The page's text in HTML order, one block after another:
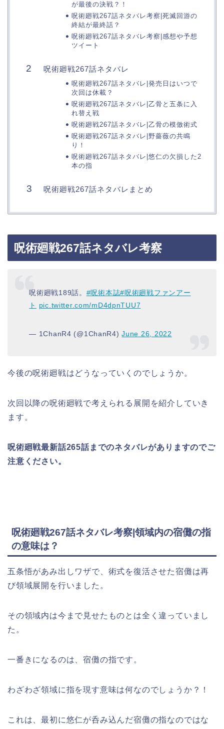
が最後の決戦？！
呪術廻戦267話ネタバレ考察|死滅回游の
終結が最終話？
呪術廻戦267話ネタバレ考察|感想や予想
ツイート
呪術廻戦267話ネタバレ
呪術廻戦267話ネタバレ|発売日はいつで
次回は休載？
呪術廻戦267話ネタバレ|乙骨と五条に入
れ替え戦
呪術廻戦267話ネタバレ|乙骨の模倣術式
呪術廻戦267話ネタバレ|野薔薇の共鳴
り！
呪術廻戦267話ネタバレ|悠仁の欠損した2
本の指
呪術廻戦267話ネタバレまとめ
呪術廻戦267話ネタバレ考察
呪術廻戦189話。 #呪術本誌#呪術廻戦ファンアー
ト
pic.twitter.com/mD4dpnTUU7
— 1ChanR4 (@1ChanR4)June 26, 2022
今後の呪術廻戦はどうなっていくのでしょうか。
次回以降の呪術廻戦で考えられる展開を紹介していき
ます。
呪術廻戦最新話265話までのネタバレがありますのでご
注意ください。
呪術廻戦267話ネタバレ考察|領域内の宿儺の指
の意味は？
五条悟があみ出しワザで、術式を復活させた宿儺は再
び領域展開を行いました。
その領域内は今まで見せたものとは全く違っていまし
た。
一番きになるのは、宿儺の指です。
わざわざ領域に指を現す意味は何なのでしょうか？！
これは、最初に悠仁が呑み込んだ宿儺の指なのではな